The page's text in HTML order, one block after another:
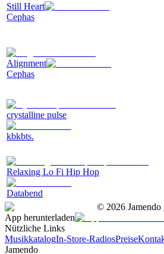
Still Heart
Cephas
Alignment
Cephas
crystalline pulse
kbkbts.
Relaxing Lo Fi Hip Hop
Databend
© 2026
App herunterladen
Nützliche Links
MusikkatalogIn-Store-RadiosPreise
Jamendo